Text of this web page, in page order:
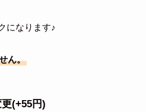
になります♪
ん。
(+55円)